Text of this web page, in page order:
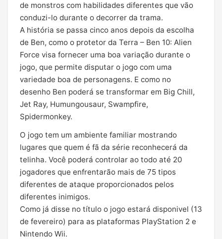
de monstros com habilidades diferentes que vão
conduzi-lo durante o decorrer da trama.
A história se passa cinco anos depois da escolha
de Ben, como o protetor da Terra – Ben 10: Alien
Force visa fornecer uma boa variação durante o
jogo, que permite disputar o jogo com uma
variedade boa de personagens. E como no
desenho Ben poderá se transformar em Big Chill,
Jet Ray, Humungousaur, Swampfire,
Spidermonkey.
O jogo tem um ambiente familiar mostrando
lugares que quem é fã da série reconhecerá da
telinha. Você poderá controlar ao todo até 20
jogadores que enfrentarão mais de 75 tipos
diferentes de ataque proporcionados pelos
diferentes inimigos.
Como já disse no título o jogo estará disponivel (13
de fevereiro) para as plataformas PlayStation 2 e
Nintendo Wii.